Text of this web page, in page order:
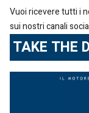
Vuoi ricevere tutti i
sui nostri canali
TAKE THE